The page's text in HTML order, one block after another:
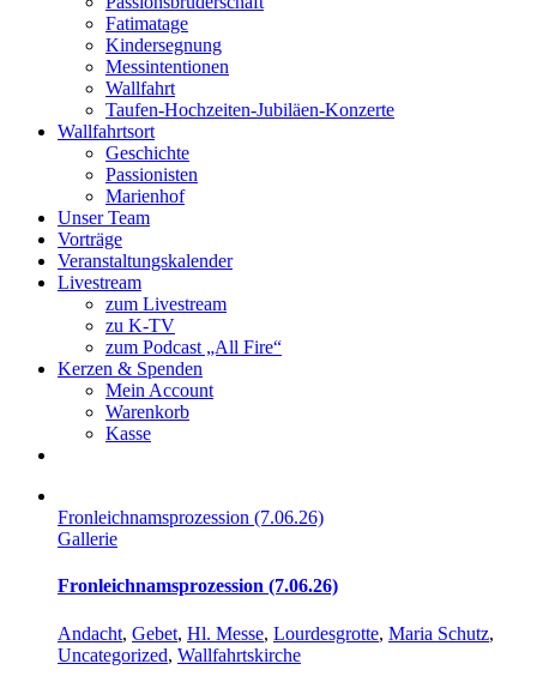
Fatimatage
Kindersegnung
Messintentionen
Wallfahrt
Taufen-Hochzeiten-Jubiläen-Konzerte
Wallfahrtsort
Geschichte
Passionisten
Marienhof
Unser Team
Vorträge
Veranstaltungskalender
Livestream
zum Livestream
zu K-TV
zum Podcast „All Fire“
Kerzen & Spenden
Mein Account
Warenkorb
Kasse
Fronleichnamsprozession (7.06.26)
Gallerie
Fronleichnamsprozession (7.06.26)
Andacht, Gebet, Hl. Messe, Lourdesgrotte, Maria Schutz,
Uncategorized, Wallfahrtskirche